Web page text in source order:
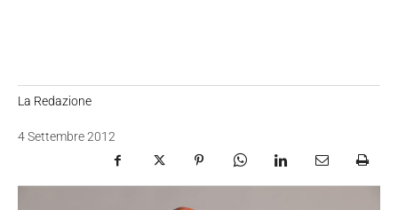
La Redazione
4 Settembre 2012